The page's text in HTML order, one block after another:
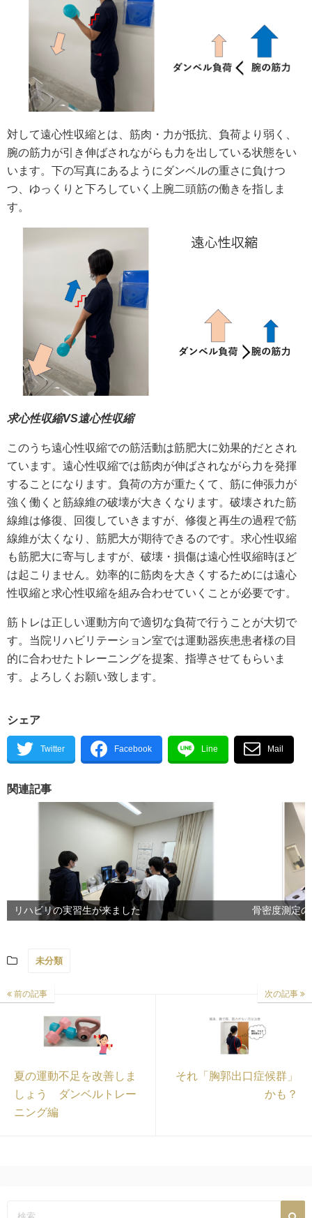
対して遠心性収縮とは、筋肉・力が抵抗、負荷より弱く、
腕の筋力が引き伸ばされながらも力を出している状態をい
います。下の写真にあるようにダンベルの重さに負けつ
つ、ゆっくりと下ろしていく上腕二頭筋の働きを指しま
す。
求心性収縮VS遠心性収縮
このうち遠心性収縮での筋活動は筋肥大に効果的だとされ
ています。遠心性収縮では筋肉が伸ばされながら力を発揮
することになります。負荷の方が重たくて、筋に伸張力が
強く働くと筋線維の破壊が大きくなります。破壊された筋
線維は修復、回復していきますが、修復と再生の過程で筋
線維が太くなり、筋肥大が期待できるのです。求心性収縮
も筋肥大に寄与しますが、破壊・損傷は遠心性収縮時ほど
は起こりません。効率的に筋肉を大きくするためには遠心
性収縮と求心性収縮を組み合わせていくことが必要です。
筋トレは正しい運動方向で適切な負荷で行うことが大切で
す。当院リハビリテーション室では運動器疾患患者様の目
的に合わせたトレーニングを提案、指導させてもらいま
す。よろしくお願い致します。
シェア
関連記事
リハビリの実習生が来ました 骨密度測定
未分類
前の記事
夏の運動不足を改善しま
しょう ダンベルトレー
ニング編
次の記事
それ「胸郭出口症候群」
かも？